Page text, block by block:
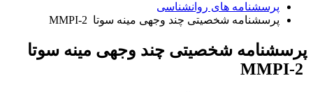
پرسشنامه های روانشناسی
پرسشنامه شخصیتی چند وجهی مینه سوتا MMPI-2
پرسشنامه شخصیتی چند وجهی مینه سوتا